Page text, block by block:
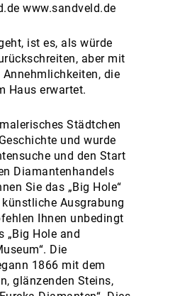
www.sandveld.de
ist es, als würde
aber mit
die
Haus erwartet.
Städtchen
und wurde
und den Start
Diamantenhandels
Sie das „Big Hole“
Ausgrabung
Ihnen unbedingt
„Big Hole and
Die
1866 mit dem
glänzenden Steins,